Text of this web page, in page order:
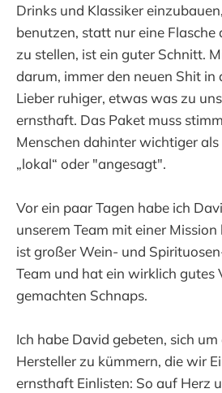
Drinks und Klassiker
benutzen, statt nur eine
zu stellen, ist ein guter Schnitt.
darum, immer den neuen Shit in
Lieber ruhiger, etwas was zu
ernsthaft. Das Paket muss
Menschen dahinter wichtiger
„lokal“ oder "angesagt".
Vor ein paar Tagen habe ich
unserem Team mit einer
ist großer Wein- und
Team und hat ein wirklich gutes
gemachten Schnaps.
Ich habe David gebeten, sich
Hersteller zu kümmern, die wir
ernsthaft Einlisten: So auf Herz